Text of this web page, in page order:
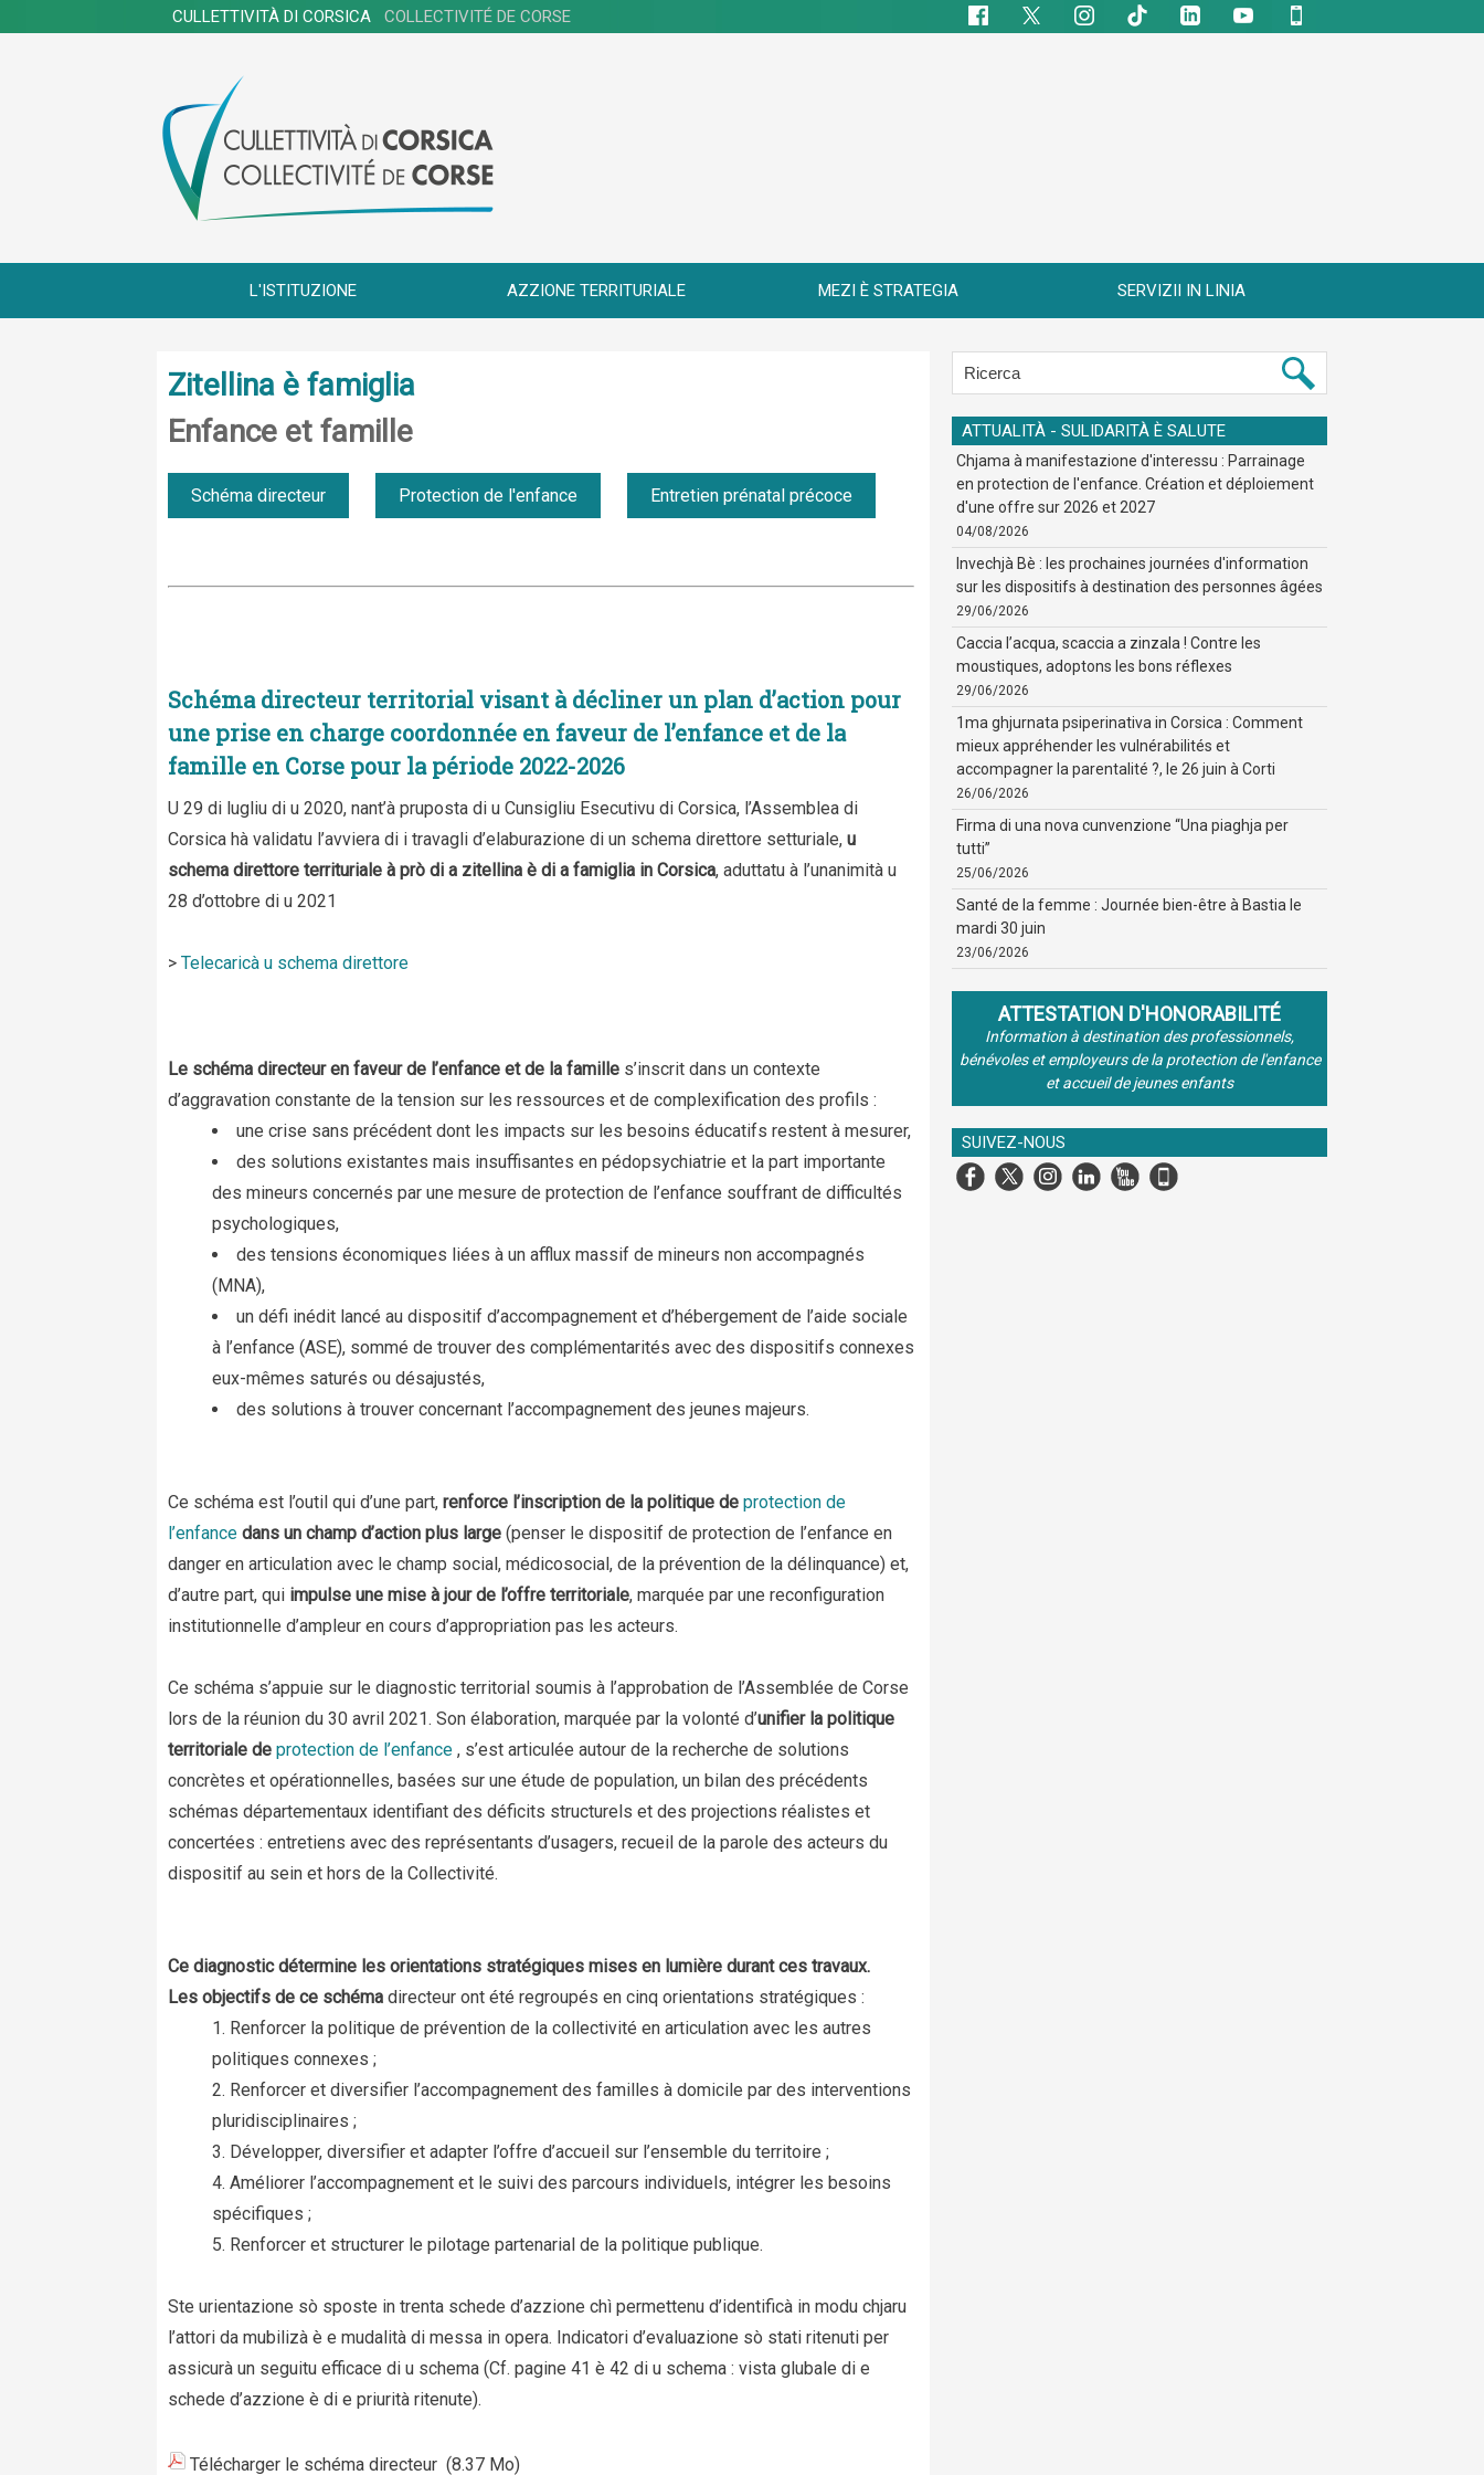
CULLETTIVITÀ DI CORSICA COLLECTIVITÉ DE CORSE
L'ISTITUZIONE AZZIONE TERRITURIALE MEZI È STRATEGIA SERVIZII IN LINIA
Zitellina è famiglia
Enfance et famille
Schéma directeur Protection de l'enfance Entretien prénatal précoce
Schéma directeur territorial visant à décliner un plan d’action pour
une prise en charge coordonnée en faveur de l’enfance et de la
famille en Corse pour la période 2022-2026
U 29 di lugliu di u 2020, nant’à pruposta di u Cunsigliu Esecutivu di Corsica, l’Assemblea di
Corsica hà validatu l’avviera di i travagli d’elaburazione di un schema direttore setturiale, u
schema direttore territuriale à prò di a zitellina è di a famiglia in Corsica, aduttatu à l’unanimità u
28 d’ottobre di u 2021
> Telecaricà u schema direttore
Le schéma directeur en faveur de l’enfance et de la famille s’inscrit dans un contexte
d’aggravation constante de la tension sur les ressources et de complexification des profils :
une crise sans précédent dont les impacts sur les besoins éducatifs restent à mesurer,
des solutions existantes mais insuffisantes en pédopsychiatrie et la part importante
des mineurs concernés par une mesure de protection de l’enfance souffrant de difficultés
psychologiques,
des tensions économiques liées à un afflux massif de mineurs non accompagnés
(MNA),
un défi inédit lancé au dispositif d’accompagnement et d’hébergement de l’aide sociale
à l’enfance (ASE), sommé de trouver des complémentarités avec des dispositifs connexes
eux-mêmes saturés ou désajustés,
des solutions à trouver concernant l’accompagnement des jeunes majeurs.
Ce schéma est l’outil qui d’une part, renforce l’inscription de la politique de protection de
l’enfance dans un champ d’action plus large (penser le dispositif de protection de l’enfance en
danger en articulation avec le champ social, médicosocial, de la prévention de la délinquance) et,
d’autre part, qui impulse une mise à jour de l’offre territoriale, marquée par une reconfiguration
institutionnelle d’ampleur en cours d’appropriation pas les acteurs.
Ce schéma s’appuie sur le diagnostic territorial soumis à l’approbation de l’Assemblée de Corse
lors de la réunion du 30 avril 2021. Son élaboration, marquée par la volonté d’unifier la politique
territoriale de protection de l’enfance , s’est articulée autour de la recherche de solutions
concrètes et opérationnelles, basées sur une étude de population, un bilan des précédents
schémas départementaux identifiant des déficits structurels et des projections réalistes et
concertées : entretiens avec des représentants d’usagers, recueil de la parole des acteurs du
dispositif au sein et hors de la Collectivité.
Ce diagnostic détermine les orientations stratégiques mises en lumière durant ces travaux.
Les objectifs de ce schéma directeur ont été regroupés en cinq orientations stratégiques :
Renforcer la politique de prévention de la collectivité en articulation avec les autres
politiques connexes ;
Renforcer et diversifier l’accompagnement des familles à domicile par des interventions
pluridisciplinaires ;
Développer, diversifier et adapter l’offre d’accueil sur l’ensemble du territoire ;
Améliorer l’accompagnement et le suivi des parcours individuels, intégrer les besoins
spécifiques ;
Renforcer et structurer le pilotage partenarial de la politique publique.
Ste urientazione sò sposte in trenta schede d’azzione chì permettenu d’identificà in modu chjaru
l’attori da mubilizà è e mudalità di messa in opera. Indicatori d’evaluazione sò stati ritenuti per
assicurà un seguitu efficace di u schema (Cf. pagine 41 è 42 di u schema : vista glubale di e
schede d’azzione è di e priurità ritenute).
Télécharger le schéma directeur (8.37 Mo)
ATTUALITÀ - SULIDARITÀ È SALUTE
Chjama à manifestazione d'interessu : Parrainage
en protection de l'enfance. Création et déploiement
d'une offre sur 2026 et 2027
04/08/2026
Invechjà Bè : les prochaines journées d'information
sur les dispositifs à destination des personnes âgées
29/06/2026
Caccia l’acqua, scaccia a zinzala ! Contre les
moustiques, adoptons les bons réflexes
29/06/2026
1ma ghjurnata psiperinativa in Corsica : Comment
mieux appréhender les vulnérabilités et
accompagner la parentalité ?, le 26 juin à Corti
26/06/2026
Firma di una nova cunvenzione “Una piaghja per
tutti”
25/06/2026
Santé de la femme : Journée bien-être à Bastia le
mardi 30 juin
23/06/2026
ATTESTATION D'HONORABILITÉ
Information à destination des professionnels,
bénévoles et employeurs de la protection de l'enfance
et accueil de jeunes enfants
SUIVEZ-NOUS